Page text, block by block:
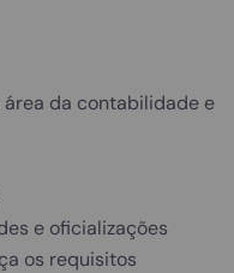
área da contabilidade e
e oficializações
os requisitos